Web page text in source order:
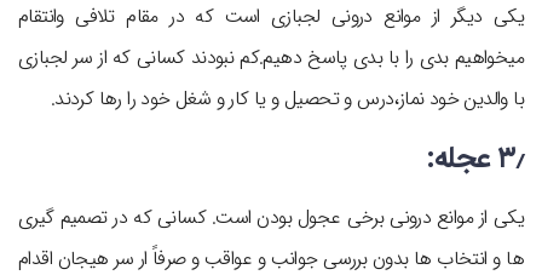
یکی دیگر از موانع درونی لجبازی است که در مقام تلافی وانتقام
می‎خواهیم بدی را با بدی پاسخ دهیم.کم نبودند کسانی که از سر لجبازی
با والدین خود نماز،‌درس و تحصیل و یا کار و شغل خود را رها کردند.
۳٫ عجله:
یکی از موانع درونی برخی عجول بودن است. کسانی که در تصمیم گیری
‎ها و انتخاب‎ ها بدون بررسی جوانب و عواقب و صرفاً ار سر هیجان اقدام